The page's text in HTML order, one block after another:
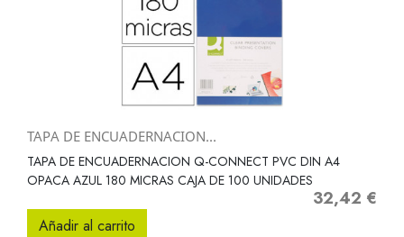
TAPA DE ENCUADERNACION...
TAPA DE ENCUADERNACION Q-CONNECT PVC DIN A4
OPACA AZUL 180 MICRAS CAJA DE 100 UNIDADES
Precio
32,42 €
Añadir al carrito